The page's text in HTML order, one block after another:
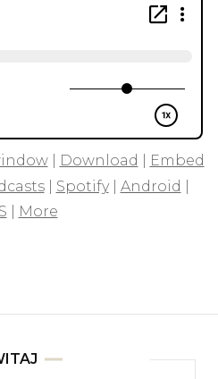
| Download
Embed
| Spotify| Android
More